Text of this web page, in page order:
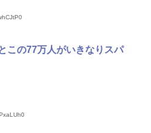
この77万人がいきなりスパ